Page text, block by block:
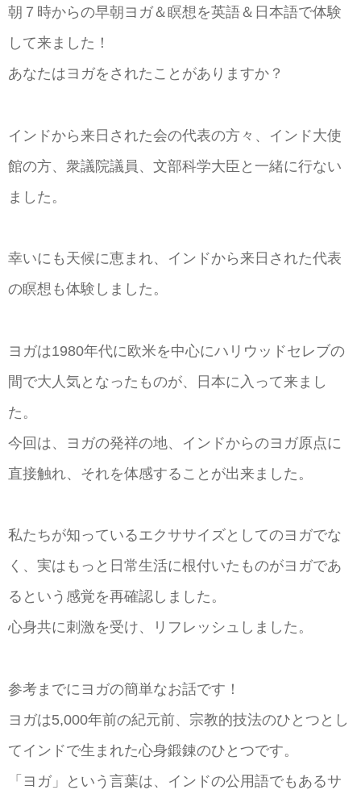
朝７時からの早朝ヨガ＆瞑想を英語＆日本語で体験
して来ました！
あなたはヨガをされたことがありますか？
インドから来日された会の代表の方々、インド大使
館の方、衆議院議員、文部科学大臣と一緒に行ない
ました。
幸いにも天候に恵まれ、インドから来日された代表
の瞑想も体験しました。
ヨガは1980年代に欧米を中心にハリウッドセレブの
間で大人気となったものが、日本に入って来まし
た。
今回は、ヨガの発祥の地、インドからのヨガ原点に
直接触れ、それを体感することが出来ました。
私たちが知っているエクササイズとしてのヨガでな
く、実はもっと日常生活に根付いたものがヨガであ
るという感覚を再確認しました。
心身共に刺激を受け、リフレッシュしました。
参考までにヨガの簡単なお話です！
ヨガは5,000年前の紀元前、宗教的技法のひとつとし
てインドで生まれた心身鍛錬のひとつです。
「ヨガ」という言葉は、インドの公用語でもあるサ